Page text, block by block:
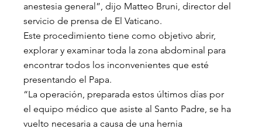
anestesia general”, dijo Matteo Bruni, director del
servicio de prensa de El Vaticano.
Este procedimiento tiene como objetivo abrir,
explorar y examinar toda la zona abdominal para
encontrar todos los inconvenientes que esté
presentando el Papa.
“La operación, preparada estos últimos días por
el equipo médico que asiste al Santo Padre, se ha
vuelto necesaria a causa de una hernia